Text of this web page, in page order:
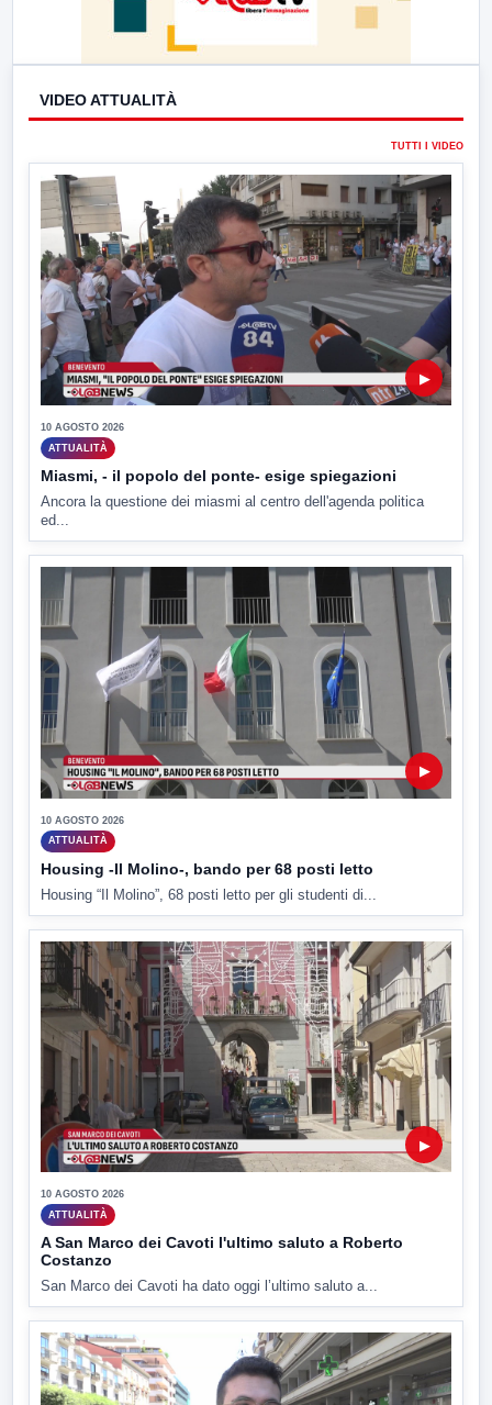
VIDEO ATTUALITÀ
TUTTI I VIDEO
▶
10 AGOSTO 2026
ATTUALITÀ
Miasmi, - il popolo del ponte- esige spiegazioni
Ancora la questione dei miasmi al centro dell'agenda politica
ed...
▶
10 AGOSTO 2026
ATTUALITÀ
Housing -Il Molino-, bando per 68 posti letto
Housing “Il Molino”, 68 posti letto per gli studenti di...
▶
10 AGOSTO 2026
ATTUALITÀ
A San Marco dei Cavoti l'ultimo saluto a Roberto
Costanzo
San Marco dei Cavoti ha dato oggi l’ultimo saluto a...